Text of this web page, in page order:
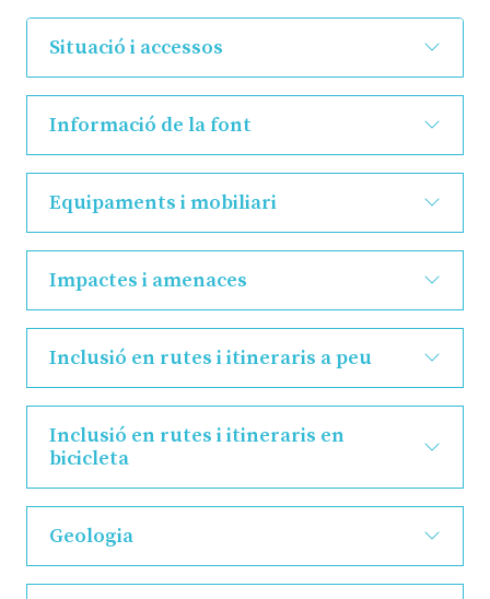
Situació i accessos
Informació de la font
Equipaments i mobiliari
Impactes i amenaces
Inclusió en rutes i itineraris a peu
Inclusió en rutes i itineraris en
bicicleta
Geologia